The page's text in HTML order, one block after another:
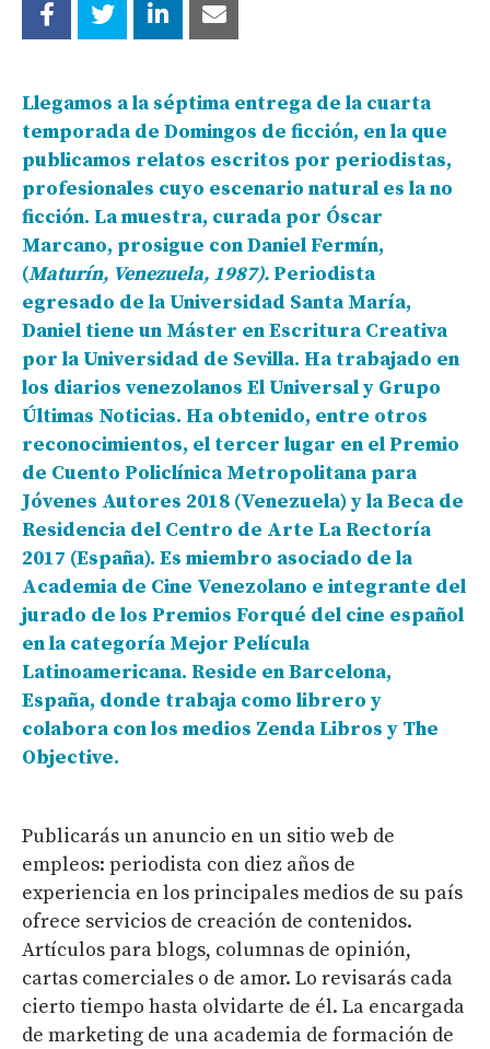
Llegamos a la séptima entrega de la cuarta
temporada de Domingos de ficción, en la que
publicamos relatos escritos por periodistas,
profesionales cuyo escenario natural es la no
ficción. La muestra, curada por Óscar
Marcano, prosigue con Daniel Fermín,
(Maturín, Venezuela, 1987). Periodista
egresado de la Universidad Santa María,
Daniel tiene un Máster en Escritura Creativa
por la Universidad de Sevilla. Ha trabajado en
los diarios venezolanos El Universal y Grupo
Últimas Noticias. Ha obtenido, entre otros
reconocimientos, el tercer lugar en el Premio
de Cuento Policlínica Metropolitana para
Jóvenes Autores 2018 (Venezuela) y la Beca de
Residencia del Centro de Arte La Rectoría
2017 (España). Es miembro asociado de la
Academia de Cine Venezolano e integrante del
jurado de los Premios Forqué del cine español
en la categoría Mejor Película
Latinoamericana. Reside en Barcelona,
España, donde trabaja como librero y
colabora con los medios Zenda Libros y The
Objective.
Publicarás un anuncio en un sitio web de
empleos: periodista con diez años de
experiencia en los principales medios de su país
ofrece servicios de creación de contenidos.
Artículos para blogs, columnas de opinión,
cartas comerciales o de amor. Lo revisarás cada
cierto tiempo hasta olvidarte de él. La encargada
de marketing de una academia de formación de